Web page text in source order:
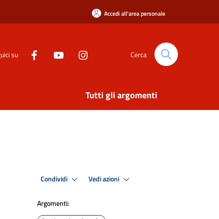
Accedi all'area personale
su Cerca
Tutti gli argomenti
Condividi Vedi azioni
Argomenti: